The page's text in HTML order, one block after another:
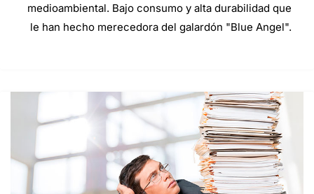
medioambiental. Bajo consumo y alta durabilidad que
le han hecho merecedora del galardón "Blue Angel".